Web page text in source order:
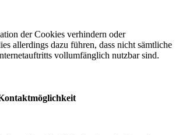
der Cookies verhindern oder
allerdings dazu führen, dass nicht sämtliche
vollumfänglich nutzbar sind.